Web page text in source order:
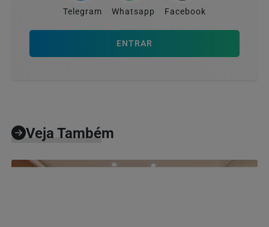
Telegram Whatsapp Facebook
ENTRAR
Veja Também